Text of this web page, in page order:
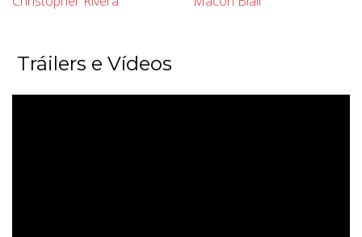
Tráilers e Vídeos